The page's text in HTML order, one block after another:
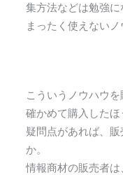
集方法などは勉強に
まったく使えないノ
こういうノウハウ
確かめて購入したほ
疑問点があれば、
か。
情報商材の販売者